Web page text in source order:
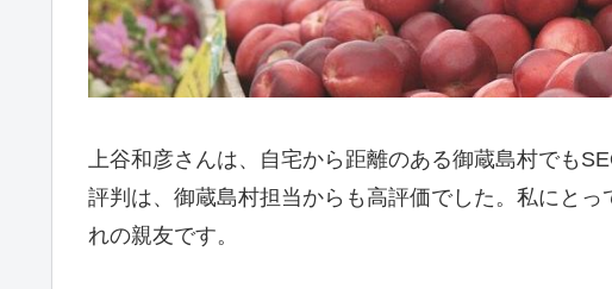
上谷和彦さんは、自宅から距離のある御蔵島村でも
評判は、御蔵島村担当からも高評価でした。私にと
れの親友です。